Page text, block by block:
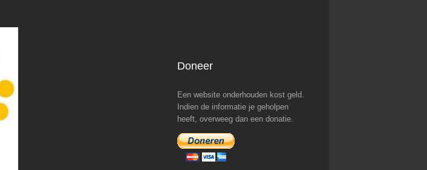
Doneer
Een website onderhouden kost geld.
Indien de informatie je geholpen
heeft, overweeg dan een donatie.